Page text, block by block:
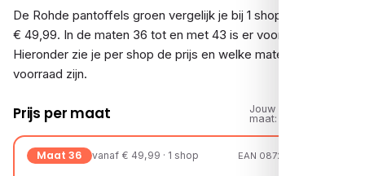
De Rohde pantoffels groen vergelijk je bij 1 shop. De prijs is
€ 49,99. In de maten 36 tot en met 43 is er voorraad.
Hieronder zie je per shop de prijs en welke maten op
voorraad zijn.
Prijs per maat
Jouw
maat:
Maat 36 vanaf € 49,99 · 1 shop EAN 08721108081914